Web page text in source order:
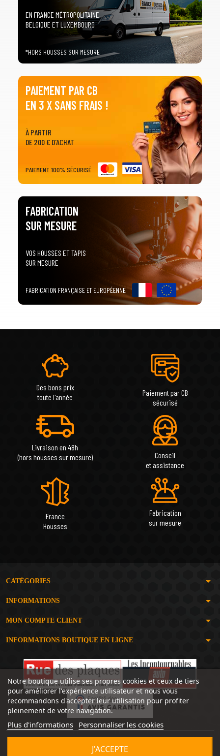
SÉLECTIONNEZ LE TYPE DE VOTRE VÉHICULE
Tous les types arrow_drop_down
SÉLECTIONNEZ LA MARQUE DE VOTRE VÉHICULE
Toutes les marques
arrow_drop_down
PRÉCISEZ LE MODÈLE
arrow_drop_down
EN FRANCE MÉTROPOLITAINE,
BELGIQUE ET LUXEMBOURG
*HORS HOUSSES SUR MESURE
PAIEMENT PAR CB
EN 3 X SANS FRAIS !
À PARTIR
DE 200 € D'ACHAT
PAIEMENT 100% SÉCURISÉ
FABRICATION
SUR MESURE
VOS HOUSSES ET TAPIS
SUR MESURE
FABRICATION FRANÇAISE ET EUROPÉENNE
Des bons prix
toute l'année
Paiement par CB
sécurisé
Livraison en 48h
(hors housses sur mesure)
Conseil
et assistance
France
Housses
Fabrication
sur mesure
CATÉGORIES arrow_drop_down
INFORMATIONS arrow_drop_down
MON COMPTE CLIENT arrow_drop_down
INFORMATIONS BOUTIQUE EN LIGNE arrow_drop_down
Notre boutique utilise ses propres cookies et ceux de tiers
pour améliorer l'expérience utilisateur et nous vous
recommandons d'accepter leur utilisation pour profiter
pleinement de votre navigation.
Plus d'informations Personnaliser les cookies
J'ACCEPTE